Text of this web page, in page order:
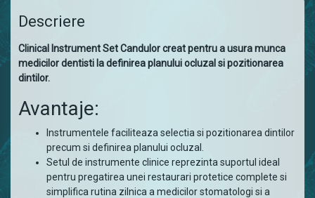
Descriere
Clinical Instrument Set Candulor creat pentru a usura munca
medicilor dentisti la definirea planului ocluzal si pozitionarea
dintilor.
Avantaje:
Instrumentele faciliteaza selectia si pozitionarea dintilor
precum si definirea planului ocluzal.
Setul de instrumente clinice reprezinta suportul ideal
pentru pregatirea unei restaurari protetice complete si
simplifica rutina zilnica a medicilor stomatologi si a